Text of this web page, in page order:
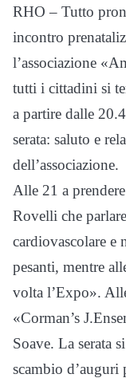
RHO – Tutto
incontro
l’associazione
tutti i cittadini si
a partire dalle
serata: saluto e
dell’associazione.
Alle 21 a
Rovelli che
cardiovascolare e
pesanti, mentre
volta l’Expo».
«Corman’s
Soave. La serata
scambio d’auguri